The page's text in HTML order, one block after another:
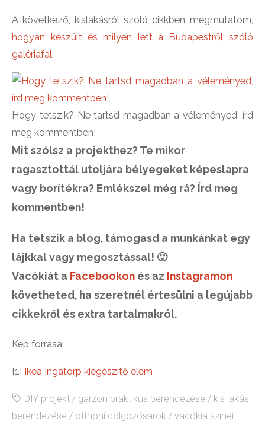
A következő, kislakásról szóló cikkben megmutatom,
hogyan készült és milyen lett a Budapestről szóló
galériafal.
Hogy tetszik? Ne tartsd magadban a véleményed, írd
meg kommentben!
Mit szólsz a projekthez? Te mikor
ragasztottál utoljára bélyegeket képeslapra
vagy borítékra? Emlékszel még rá? Írd meg
kommentben!
Ha tetszik a blog, támogasd a munkánkat egy
lájkkal vagy megosztással! 🙂
Vacókiát a Facebookon és az Instagramon
követheted, ha szeretnél értesülni a legújabb
cikkekről és extra tartalmakról.
Kép forrása:
[1] Ikea Ingatorp kiegészítő elem
DIY projekt/ garzon praktikus berendezése / kis lakás
berendezése / otthoni dolgozósarok /vacókia színei